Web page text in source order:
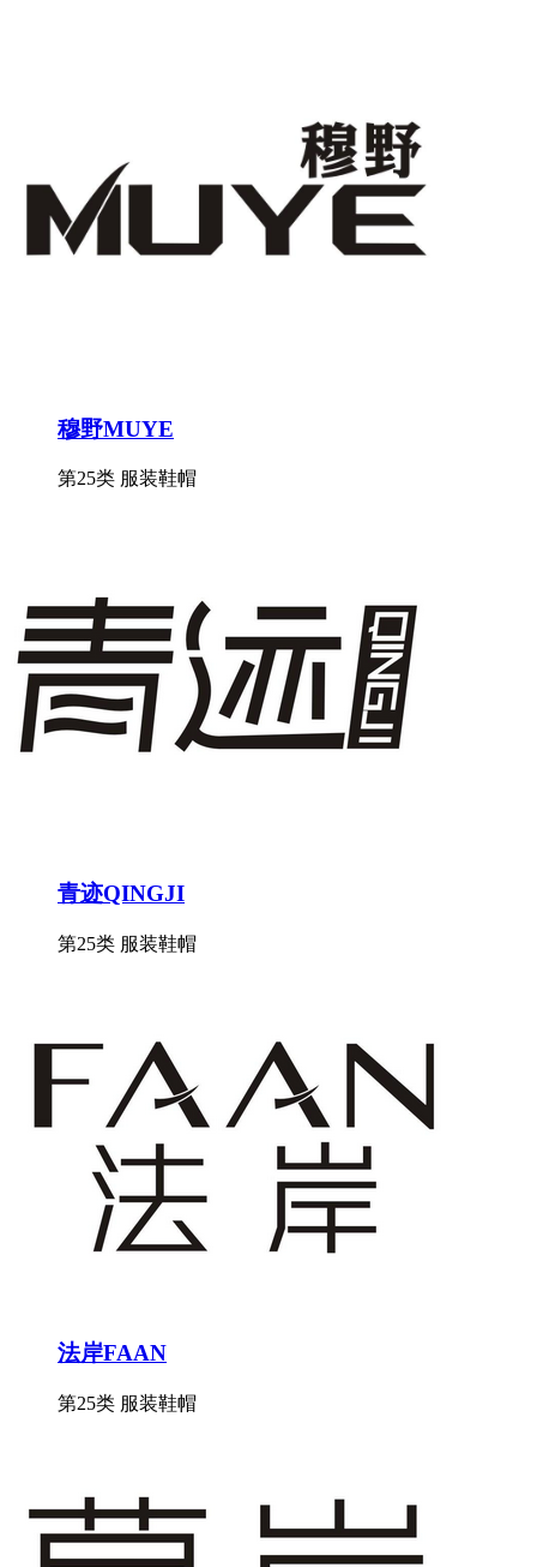
穆野MUYE
第25类 服装鞋帽
青迹QINGJI
第25类 服装鞋帽
法岸FAAN
第25类 服装鞋帽